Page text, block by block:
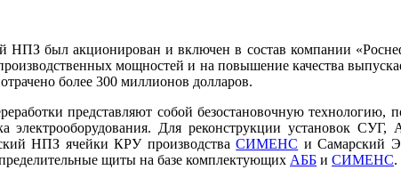
НПЗ был акционирован и включен в состав компании
мощностей и на повышение качества
более 300 миллионов долларов.
представляют собой безостановочную технологию,
электрооборудования. Для реконструкции установок
НПЗ ячейки КРУ производстваСИМЕНС и Самарский
щиты на базе комплектующих АББ и СИМЕНС.